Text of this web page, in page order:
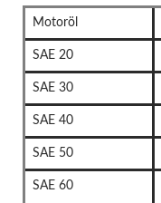
Motoröl
SAE 20
SAE 30
SAE 40
SAE 50
SAE 60